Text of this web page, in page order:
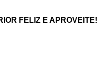
FELIZ E APROVEITE!